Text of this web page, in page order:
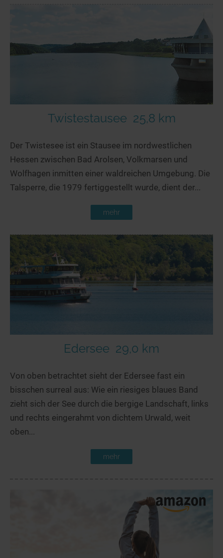
Twistestausee 25,8 km
Der Twistesee ist ein Stausee im nordwestlichen
Hessen zwischen Bad Arolsen, Volkmarsen und
Wolfhagen inmitten einer waldreichen Umgebung. Die
Talsperre, die 1979 fertiggestellt wurde, dient der...
mehr
Edersee 29,0 km
Von oben betrachtet sieht der Edersee fast ein
bisschen surreal aus: Wie ein riesiges blaues Band
zieht sich der See durch die bergige Landschaft, links
und rechts eingerahmt von dichtem Urwald, weit
oben...
mehr